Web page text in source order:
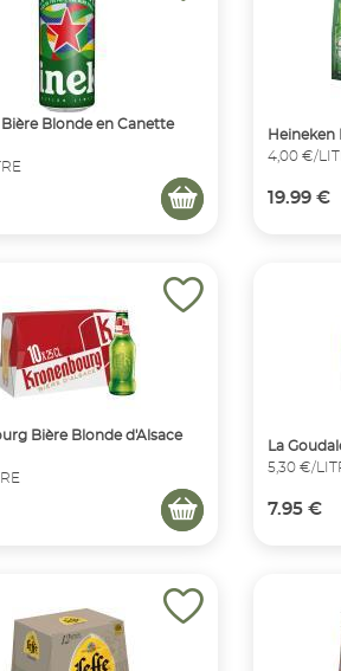
Blonde en Canette
Heineken
4,00 €/
19.99 €
Bière Blonde d'Alsace
La
5,30 €/
7.95 €